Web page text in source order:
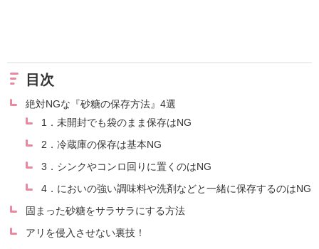
目次
絶対NGな『砂糖の保存方法』4選
1．未開封でも袋のまま保存はNG
2．冷蔵庫の保存は基本NG
3．シンクやコンロ回りに置くのはNG
4．においの強い調味料や洗剤などと一緒に保存するのはNG
固まった砂糖をサラサラにする方法
アリを侵入させない裏技！